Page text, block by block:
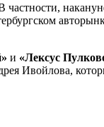
частности,
и «Лексус
Ивойлова,